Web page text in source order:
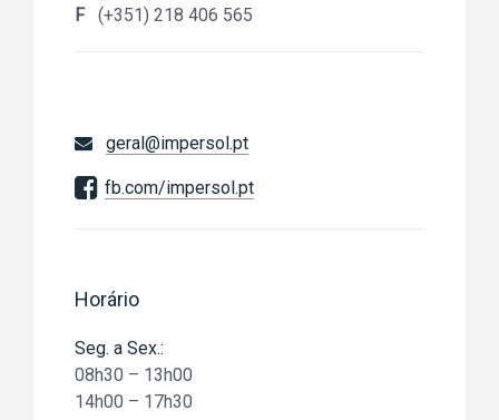
F (+351) 218 406 565
geral@impersol.pt
fb.com/impersol.pt
Horário
Seg. a Sex.:
08h30 – 13h00
14h00 – 17h30